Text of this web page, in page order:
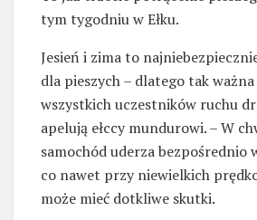
tym tygodniu w Ełku.
Jesień i zima to
dla pieszych – dlatego tak
wszystkich uczestników ruchu
apelują ełccy mundurowi. – W
samochód uderza bezpośrednio
co nawet przy niewielkich
może mieć dotkliwe skutki.